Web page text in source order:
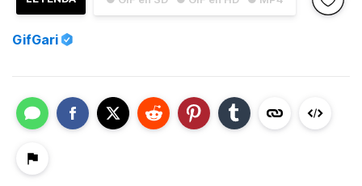
GifGari